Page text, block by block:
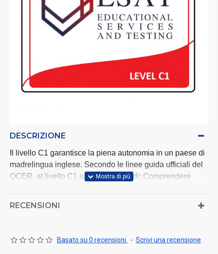
DESCRIZIONE
livello C1 garantisce la piena autonomia in un paese di
madrelingua inglese. Secondo le linee guida ufficiali del
QCER, al livello C1 sarete in grado di: Comprendere
RECENSIONI
Basato su 0 recensioni. - Scrivi una recensione